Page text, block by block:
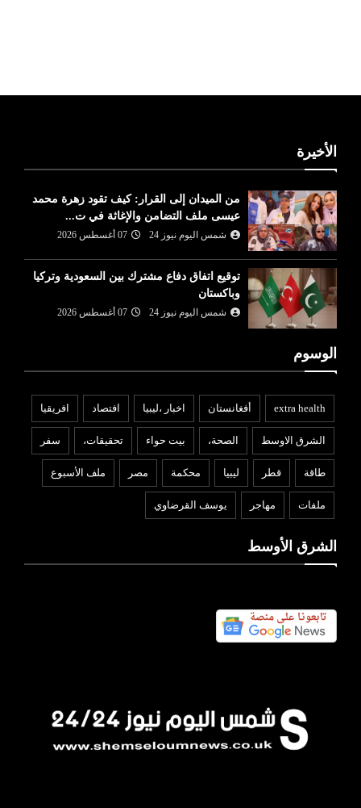
الأخيرة
من الميدان إلى القرار: كيف تقود زهرة محمد
عيسى ملف التضامن والإغاثة في ت...
شمس اليوم نيوز 24 07 أغسطس 2026
توقيع اتفاق دفاع مشترك بين السعودية وتركيا
وباكستان
شمس اليوم نيوز 24 07 أغسطس 2026
الوسوم
extra health أفغانستان اخبار ،ليبيا افتصاد افريقيا
الشرق الاوسط الصحة، بيت حواء تحقيقات، سفر
طاقة قطر ليبيا محكمة مصر ملف الأسبوع
ملفات مهاجر يوسف القرضاوي
الشرق الأوسط